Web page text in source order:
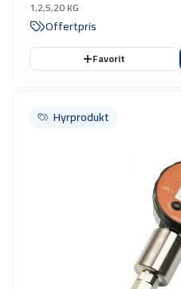
1,2,5,20 KG
Offertpris
Favorit
Hyrprodukt
Hyrprodukt